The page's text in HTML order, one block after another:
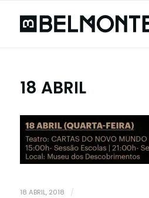
18 ABRIL
18 ABRIL, 2018 /